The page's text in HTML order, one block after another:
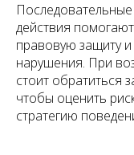
действия
правовую защиту
нарушения. При
стоит обратиться
чтобы оценить
стратегию